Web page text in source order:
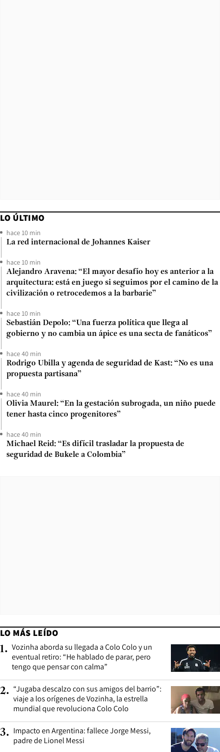
LO ÚLTIMO
hace 10 min
La red internacional de Johannes Kaiser
hace 10 min
Alejandro Aravena: “El mayor desafío hoy es anterior a la
arquitectura: está en juego si seguimos por el camino de la
civilización o retrocedemos a la barbarie”
hace 10 min
Sebastián Depolo: “Una fuerza política que llega al
gobierno y no cambia un ápice es una secta de fanáticos”
hace 40 min
Rodrigo Ubilla y agenda de seguridad de Kast: “No es una
propuesta partisana”
hace 40 min
Olivia Maurel: “En la gestación subrogada, un niño puede
tener hasta cinco progenitores”
hace 40 min
Michael Reid: “Es difícil trasladar la propuesta de
seguridad de Bukele a Colombia”
LO MÁS LEÍDO
1. Vozinha aborda su llegada a Colo Colo y un
eventual retiro: “He hablado de parar, pero
tengo que pensar con calma”
2. “Jugaba descalzo con sus amigos del barrio”:
viaje a los orígenes de Vozinha, la estrella
mundial que revoluciona Colo Colo
3. Impacto en Argentina: fallece Jorge Messi,
padre de Lionel Messi